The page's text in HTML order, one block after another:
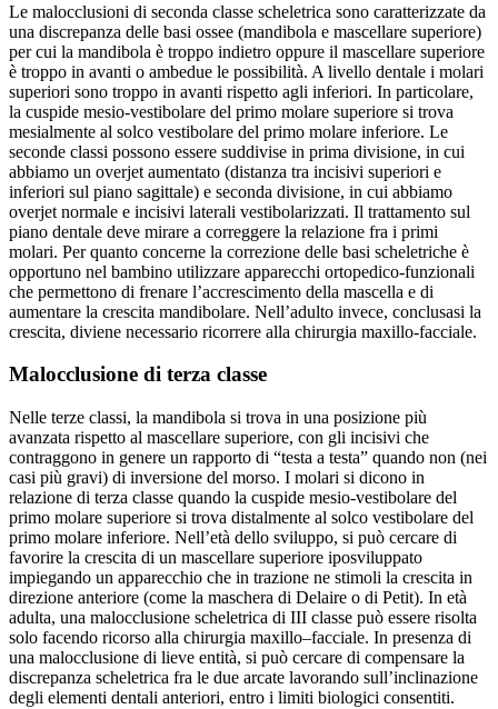
Le malocclusioni di seconda classe scheletrica sono caratterizzate da
una discrepanza delle basi ossee (mandibola e mascellare superiore)
per cui la mandibola è troppo indietro oppure il mascellare superiore
è troppo in avanti o ambedue le possibilità. A livello dentale i molari
superiori sono troppo in avanti rispetto agli inferiori. In particolare,
la cuspide mesio-vestibolare del primo molare superiore si trova
mesialmente al solco vestibolare del primo molare inferiore. Le
seconde classi possono essere suddivise in prima divisione, in cui
abbiamo un overjet aumentato (distanza tra incisivi superiori e
inferiori sul piano sagittale) e seconda divisione, in cui abbiamo
overjet normale e incisivi laterali vestibolarizzati. Il trattamento sul
piano dentale deve mirare a correggere la relazione fra i primi
molari. Per quanto concerne la correzione delle basi scheletriche è
opportuno nel bambino utilizzare apparecchi ortopedico-funzionali
che permettono di frenare l’accrescimento della mascella e di
aumentare la crescita mandibolare. Nell’adulto invece, conclusasi la
crescita, diviene necessario ricorrere alla chirurgia maxillo-facciale.
Malocclusione di terza classe
Nelle terze classi, la mandibola si trova in una posizione più
avanzata rispetto al mascellare superiore, con gli incisivi che
contraggono in genere un rapporto di “testa a testa” quando non (nei
casi più gravi) di inversione del morso. I molari si dicono in
relazione di terza classe quando la cuspide mesio-vestibolare del
primo molare superiore si trova distalmente al solco vestibolare del
primo molare inferiore. Nell’età dello sviluppo, si può cercare di
favorire la crescita di un mascellare superiore iposviluppato
impiegando un apparecchio che in trazione ne stimoli la crescita in
direzione anteriore (come la maschera di Delaire o di Petit). In età
adulta, una malocclusione scheletrica di III classe può essere risolta
solo facendo ricorso alla chirurgia maxillo–facciale. In presenza di
una malocclusione di lieve entità, si può cercare di compensare la
discrepanza scheletrica fra le due arcate lavorando sull’inclinazione
degli elementi dentali anteriori, entro i limiti biologici consentiti.